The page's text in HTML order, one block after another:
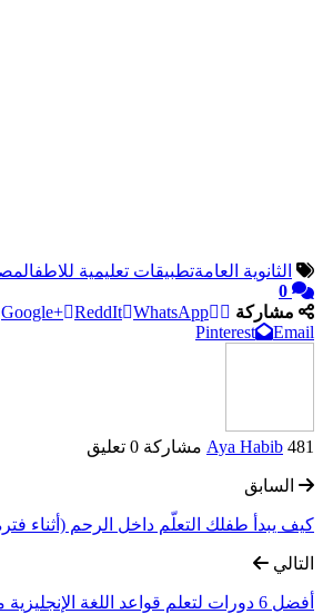
الثانوية العامةتطبيقات تعليمية للاطفال
0
مشاركة
Google+ ReddIt WhatsApp
Pinterest
Email
Aya Habib 481 مشاركة 0 تعليق
السابق
كيف يبدأ طفلك التعلّم داخل الرحم (أثناء
التالي
أفضل 6 دورات لتعلم قواعد اللغة الإنجليزية مجاناً أون لاين